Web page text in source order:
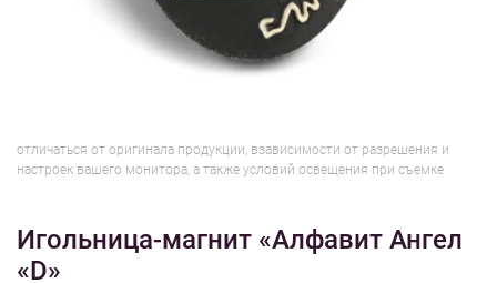
отличаться от оригинала продукции, взависимости от разрешения и
настроек вашего монитора, а также условий освещения при съемке
Игольница-магнит «Алфавит Ангел
«D»